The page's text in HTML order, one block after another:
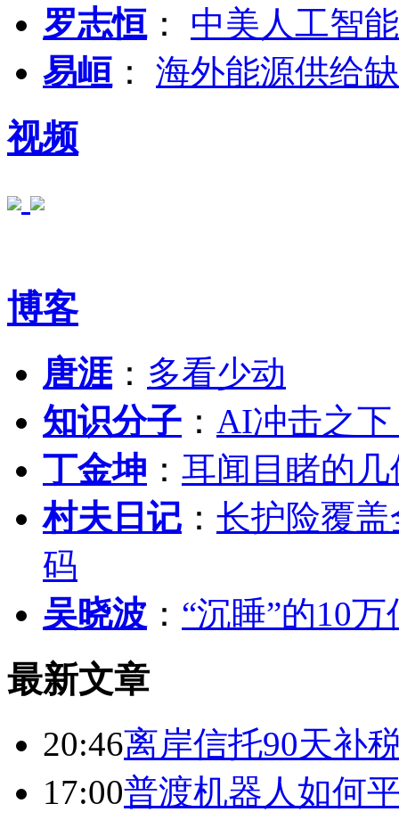
罗志恒 ： 中美人工智
易峘 ： 海外能源供给
视频
博客
唐涯： 多看少动
知识分子 ： AI冲击之
丁金坤 ： 耳闻目睹的
村夫日记 ： 长护险覆
码
吴晓波 ： “沉睡”的10
最新文章
20:46离岸信托90天补
17:00普渡机器人如何